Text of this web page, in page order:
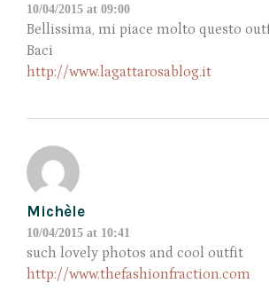
10/04/2015 at 09:00
Bellissima, mi piace molto questo
Baci
http://www.lagattarosablog.it
Michèle
10/04/2015 at 10:41
such lovely photos and cool outfit
http://www.thefashionfraction.com